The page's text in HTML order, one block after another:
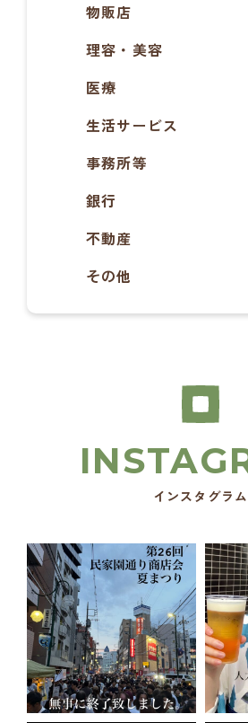
物販店
理容・美容
医療
生活サービス
事務所等
銀行
不動産
その他
インスタグラム